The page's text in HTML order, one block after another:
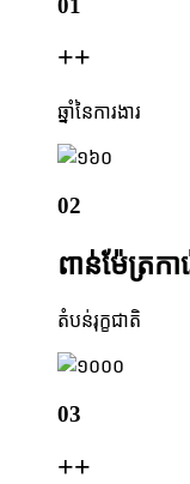
++
ឆ្នាំនៃការងារ
02
ពាន់ម៉ែត្រកា
តំបន់រុក្ខជាតិ
03
++